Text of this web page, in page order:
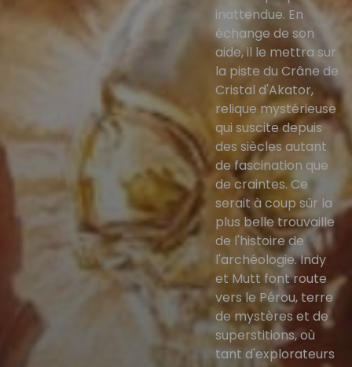
inattendue. En
échange de son
aide, il le mettra sur
la piste du Crâne de
Cristal d'Akator,
relique mystérieuse
qui suscite depuis
des siècles autant
de fascination que
de craintes. Ce
serait à coup sûr la
plus belle trouvaille
de l'histoire de
l'archéologie. Indy
et Mutt font route
vers le Pérou, terre
de mystères et de
superstitions, où
tant d'explorateurs